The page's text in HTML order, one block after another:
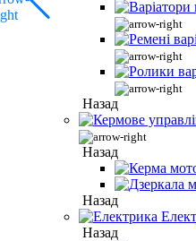
Назад
Назад
Назад
Назад